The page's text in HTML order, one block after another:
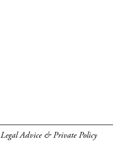
Legal Advice & Private Policy